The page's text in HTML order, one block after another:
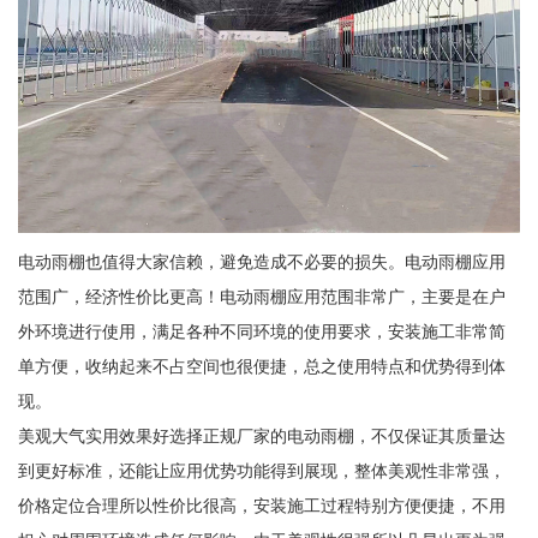
电动雨棚也值得大家信赖，避免造成不必要的损失。电动雨棚应用
范围广，经济性价比更高！电动雨棚应用范围非常广，主要是在户
外环境进行使用，满足各种不同环境的使用要求，安装施工非常简
单方便，收纳起来不占空间也很便捷，总之使用特点和优势得到体
现。
美观大气实用效果好选择正规厂家的电动雨棚，不仅保证其质量达
到更好标准，还能让应用优势功能得到展现，整体美观性非常强，
价格定位合理所以性价比很高，安装施工过程特别方便便捷，不用